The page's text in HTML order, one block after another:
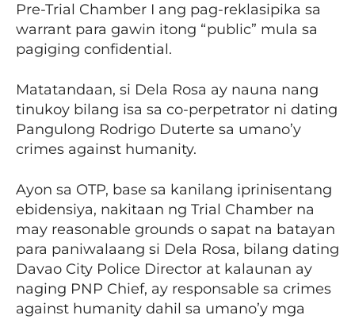
Pre-Trial Chamber I ang pag-reklasipika sa
warrant para gawin itong “public” mula sa
pagiging confidential.
Matatandaan, si Dela Rosa ay nauna nang
tinukoy bilang isa sa co-perpetrator ni dating
Pangulong Rodrigo Duterte sa umano’y
crimes against humanity.
Ayon sa OTP, base sa kanilang iprinisentang
ebidensiya, nakitaan ng Trial Chamber na
may reasonable grounds o sapat na batayan
para paniwalaang si Dela Rosa, bilang dating
Davao City Police Director at kalaunan ay
naging PNP Chief, ay responsable sa crimes
against humanity dahil sa umano’y mga